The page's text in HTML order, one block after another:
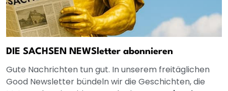
DIE SACHSEN NEWSletter abonnieren
Gute Nachrichten tun gut. In unserem freitäglichen
Good Newsletter bündeln wir die Geschichten, die